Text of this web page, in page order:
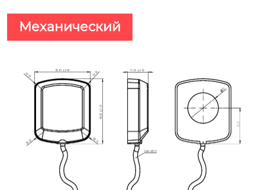
Механический